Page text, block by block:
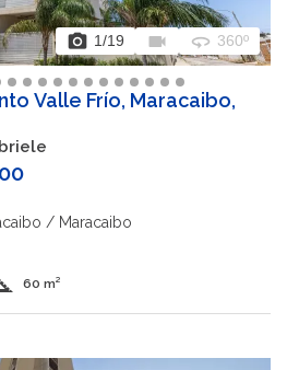
photo_camera 1/19 videocam 360 360º
Valle Frío, Maracaibo,
/ Maracaibo
60 m²